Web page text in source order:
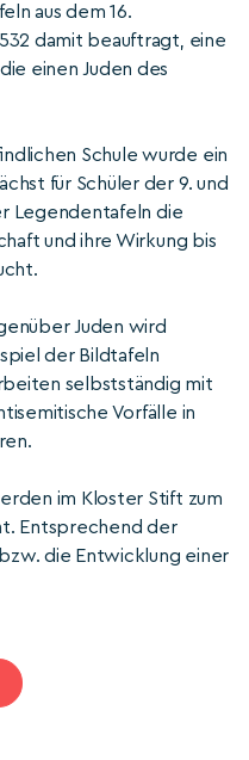
aus dem 16.
damit beauftragt, eine
einen Juden des
Schule wurde ein
für Schüler der 9. und
Legendentafeln die
und ihre Wirkung bis
Juden wird
der Bildtafeln
selbstständig mit
Vorfälle in
im Kloster Stift zum
Entsprechend der
die Entwicklung einer